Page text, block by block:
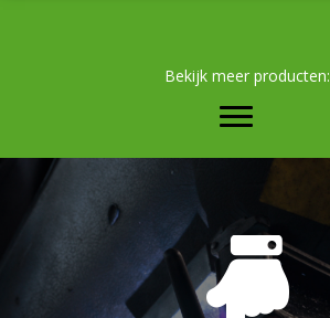
Bekijk meer producten: